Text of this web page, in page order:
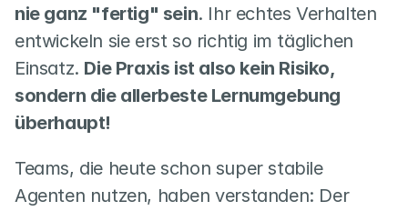
nie ganz "fertig" sein. Ihr echtes Verhalten
entwickeln sie erst so richtig im täglichen
Einsatz. Die Praxis ist also kein Risiko,
sondern die allerbeste Lernumgebung
überhaupt!
Teams, die heute schon super stabile
Agenten nutzen, haben verstanden: Der